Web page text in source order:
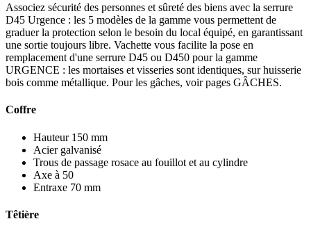
Associez sécurité des personnes et sûreté des biens avec la serrure
D45 Urgence : les 5 modèles de la gamme vous permettent de
graduer la protection selon le besoin du local équipé, en garantissant
une sortie toujours libre. Vachette vous facilite la pose en
remplacement d'une serrure D45 ou D450 pour la gamme
URGENCE : les mortaises et visseries sont identiques, sur huisserie
bois comme métallique. Pour les gâches, voir pages GÂCHES.
Coffre
Hauteur 150 mm
Acier galvanisé
Trous de passage rosace au fouillot et au cylindre
Axe à 50
Entraxe 70 mm
Têtière